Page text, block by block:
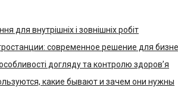
для внутрішніх і зовнішніх робіт
современное решение для
догляду та контролю здоров’я
какие бывают и зачем они нужны